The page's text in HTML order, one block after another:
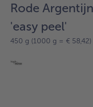
Rode
'easy peel'
450 g (1000 g = € 58,42)